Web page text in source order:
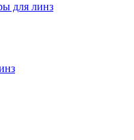
для линз